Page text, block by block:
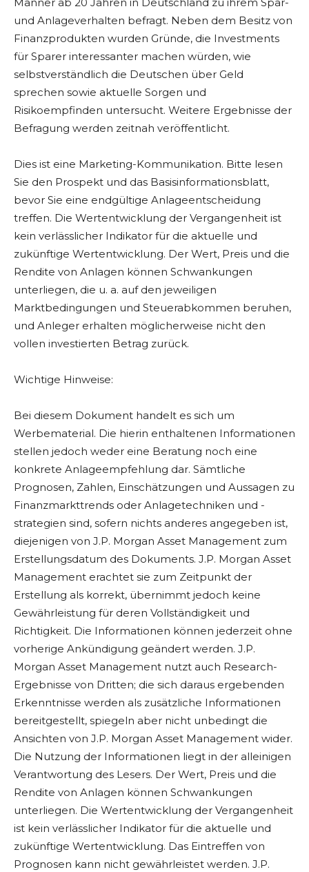
und Anlageverhalten befragt. Neben dem Besitz von
Finanzprodukten wurden Gründe, die Investments
für Sparer interessanter machen würden, wie
selbstverständlich die Deutschen über Geld
sprechen sowie aktuelle Sorgen und
Risikoempfinden untersucht. Weitere Ergebnisse der
Befragung werden zeitnah veröffentlicht.
Dies ist eine Marketing-Kommunikation. Bitte lesen
Sie den Prospekt und das Basisinformationsblatt,
bevor Sie eine endgültige Anlageentscheidung
treffen. Die Wertentwicklung der Vergangenheit ist
kein verlässlicher Indikator für die aktuelle und
zukünftige Wertentwicklung. Der Wert, Preis und die
Rendite von Anlagen können Schwankungen
unterliegen, die u. a. auf den jeweiligen
Marktbedingungen und Steuerabkommen beruhen,
und Anleger erhalten möglicherweise nicht den
vollen investierten Betrag zurück.
Wichtige Hinweise:
Bei diesem Dokument handelt es sich um
Werbematerial. Die hierin enthaltenen Informationen
stellen jedoch weder eine Beratung noch eine
konkrete Anlageempfehlung dar. Sämtliche
Prognosen, Zahlen, Einschätzungen und Aussagen zu
Finanzmarkttrends oder Anlagetechniken und -
strategien sind, sofern nichts anderes angegeben ist,
diejenigen von J.P. Morgan Asset Management zum
Erstellungsdatum des Dokuments. J.P. Morgan Asset
Management erachtet sie zum Zeitpunkt der
Erstellung als korrekt, übernimmt jedoch keine
Gewährleistung für deren Vollständigkeit und
Richtigkeit. Die Informationen können jederzeit ohne
vorherige Ankündigung geändert werden. J.P.
Morgan Asset Management nutzt auch Research-
Ergebnisse von Dritten; die sich daraus ergebenden
Erkenntnisse werden als zusätzliche Informationen
bereitgestellt, spiegeln aber nicht unbedingt die
Ansichten von J.P. Morgan Asset Management wider.
Die Nutzung der Informationen liegt in der alleinigen
Verantwortung des Lesers. Der Wert, Preis und die
Rendite von Anlagen können Schwankungen
unterliegen. Die Wertentwicklung der Vergangenheit
ist kein verlässlicher Indikator für die aktuelle und
zukünftige Wertentwicklung. Das Eintreffen von
Prognosen kann nicht gewährleistet werden. J.P.